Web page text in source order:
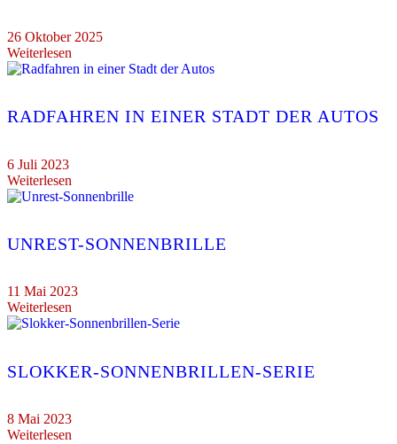
26 Oktober 2025
Weiterlesen
RADFAHREN IN EINER STADT DER AUTOS
6 Juli 2023
Weiterlesen
UNREST-SONNENBRILLE
11 Mai 2023
Weiterlesen
SLOKKER-SONNENBRILLEN-SERIE
8 Mai 2023
Weiterlesen